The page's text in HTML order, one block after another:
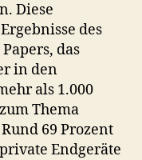
Diese
des
das
in den
als 1.000
Thema
69 Prozent
Endgeräte